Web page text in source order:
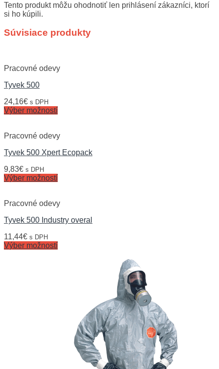
Tento produkt môžu ohodnotiť len prihlásení zákazníci, ktorí
si ho kúpili.
Súvisiace produkty
Pracovné odevy
Tyvek 500
24,16€ s DPH
Výber možností
Pracovné odevy
Tyvek 500 Xpert Ecopack
9,83€ s DPH
Výber možností
Pracovné odevy
Tyvek 500 Industry overal
11,44€ s DPH
Výber možností